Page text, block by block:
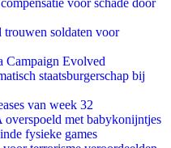
voor schade door
soldaten voor
Campaign Evolved
staatsburgerschap bij
van week 32
met babykonijntjes
fysieke games